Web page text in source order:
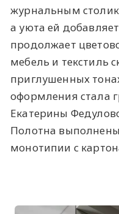
журнальным
а уюта ей
продолжает
мебель и текстиль
приглушенных
оформления стала
Екатерины
Полотна
монотипии с